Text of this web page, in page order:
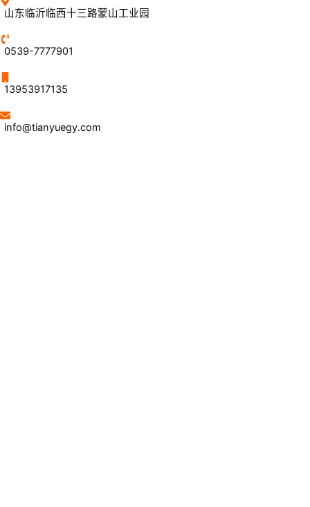
山东临沂临西十三路蒙山工业园
0539-7777901
13953917135
info@tianyuegy.com